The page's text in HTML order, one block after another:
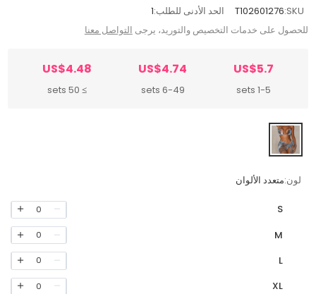
SKU:
T102601276 الحد الأدنى للطلب:1
للحصول على خدمات التخصيص والتوريد، يرجى التواصل معنا
US$5.7
1-5 sets
US$4.74
6-49 sets
US$4.48
≥ 50 sets
لون:متعدد الألوان
S
0
M
0
L
0
XL
0